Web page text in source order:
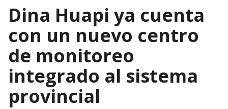
Dina Huapi ya cuenta
con un nuevo centro
de monitoreo
integrado al sistema
provincial